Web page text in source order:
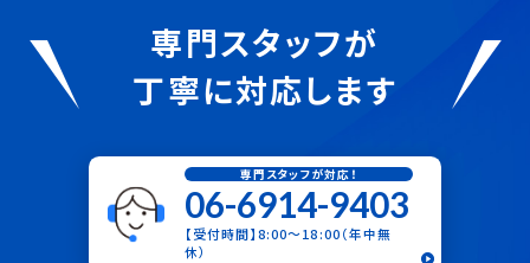
専門スタッフが
丁寧に対応します
専門スタッフが対応！
06-6914-9403
【受付時間】8:00〜18:00（年中無
休）